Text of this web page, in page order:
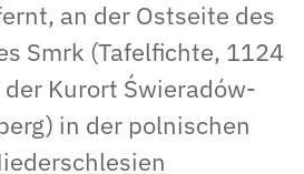
an der Ostseite des
Smrk (Tafelfichte, 1124
Kurort Świeradów-
in der polnischen